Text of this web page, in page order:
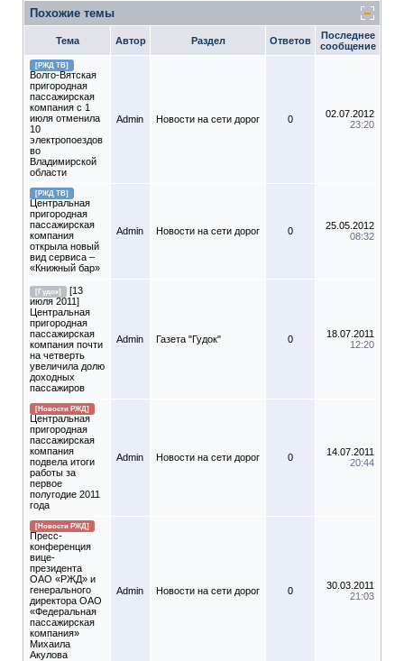
Похожие темы
Тема Автор Раздел Ответов
Последнее
сообщение
[РЖД ТВ]
Волго-Вятская
пригородная
пассажирская
компания с 1
июля отменила
10
электропоездов
во
Владимирской
области
Admin Новости на сети дорог 0
02.07.2012
23:20
[РЖД ТВ]
Центральная
пригородная
пассажирская
компания
открыла новый
вид сервиса –
«Книжный бар»
Admin Новости на сети дорог 0
25.05.2012
08:32
[Гудок]
[13
июля 2011]
Центральная
пригородная
пассажирская
компания почти
на четверть
увеличила долю
доходных
пассажиров
Admin Газета "Гудок" 0
18.07.2011
12:20
[Новости РЖД]
Центральная
пригородная
пассажирская
компания
подвела итоги
работы за
первое
полугодие 2011
года
Admin Новости на сети дорог 0
14.07.2011
20:44
[Новости РЖД]
Пресс-
конференция
вице-
президента
ОАО «РЖД» и
генерального
директора ОАО
«Федеральная
пассажирская
компания»
Михаила
Акулова
Admin Новости на сети дорог 0
30.03.2011
21:03